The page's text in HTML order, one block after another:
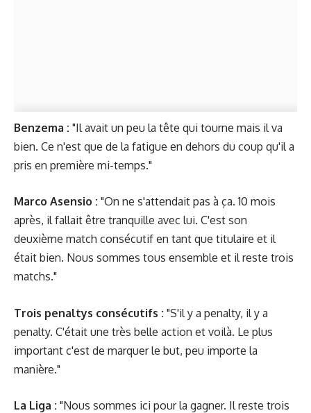
Benzema : "Il avait un peu la tête qui tourne mais il va
bien. Ce n'est que de la fatigue en dehors du coup qu'il a
pris en première mi-temps."
Marco Asensio : "On ne s'attendait pas à ça. 10 mois
après, il fallait être tranquille avec lui. C'est son
deuxième match consécutif en tant que titulaire et il
était bien. Nous sommes tous ensemble et il reste trois
matchs."
Trois penaltys consécutifs : "S'il y a penalty, il y a
penalty. C'était une très belle action et voilà. Le plus
important c'est de marquer le but, peu importe la
manière."
La Liga : "Nous sommes ici pour la gagner. Il reste trois